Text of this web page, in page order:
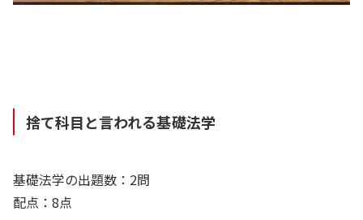
捨て科目と言われる基礎法学
基礎法学の出題数：2問
配点：8点